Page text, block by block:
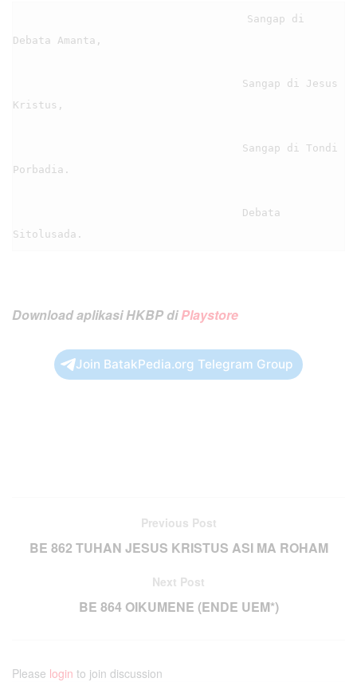
Debata Amanta,
Kristus,
Porbadia.
Download aplikasi HKBP diPlaystore
Join BatakPedia.org Telegram Group
Previous Post
BE 862 TUHAN JESUS KRISTUS ASI MA ROHAM
Next Post
BE 864 OIKUMENE (ENDE UEM*)
Please login to join discussion